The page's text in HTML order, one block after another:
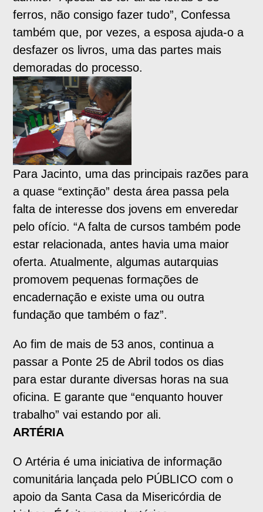
ferros, não consigo fazer tudo”, Confessa
também que, por vezes, a esposa ajuda-o a
desfazer os livros, uma das partes mais
demoradas do processo.
Para Jacinto, uma das principais razões para
a quase “extinção” desta área passa pela
falta de interesse dos jovens em enveredar
pelo ofício. “A falta de cursos também pode
estar relacionada, antes havia uma maior
oferta. Atualmente, algumas autarquias
promovem pequenas formações de
encadernação e existe uma ou outra
fundação que também o faz”.
Ao fim de mais de 53 anos, continua a
passar a Ponte 25 de Abril todos os dias
para estar durante diversas horas na sua
oficina. E garante que “enquanto houver
trabalho” vai estando por ali.
ARTÉRIA
O Artéria é uma iniciativa de informação
comunitária lançada pelo PÚBLICO com o
apoio da Santa Casa da Misericórdia de